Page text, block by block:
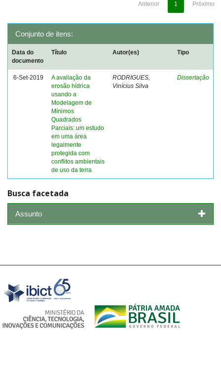
Anterior 1 Próximo
Conjunto de itens:
Data do
documento
Título Autor(es) Tipo
6-Set-2019
A avaliação da
erosão hídrica
usando a
Modelagem de
Mínimos
Quadrados
Parciais: um estudo
em uma área
legalmente
protegida com
conflitos ambientais
de uso da terra
RODRIGUES,
Vinícius Silva
Dissertação
Busca facetada
Assunto